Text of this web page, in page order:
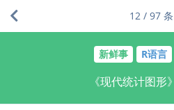
新鲜事 R语言
《现代统计图形
12 / 97 条